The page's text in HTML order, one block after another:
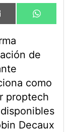
Email
en
de
como
proptech
Decaux